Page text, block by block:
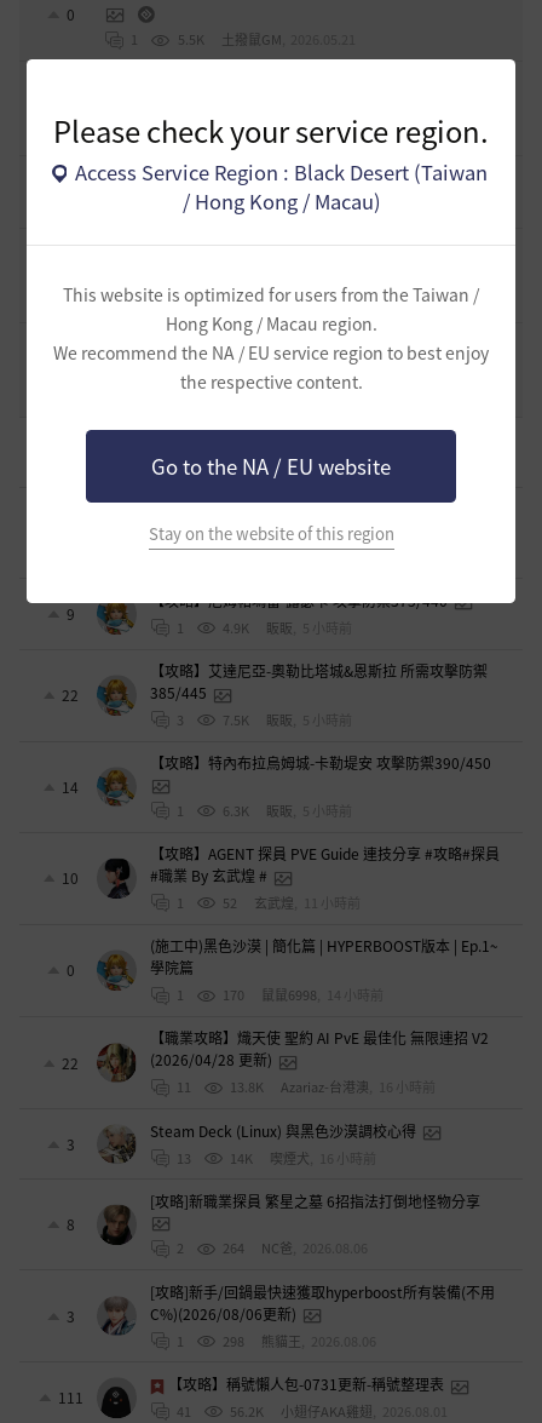
Please check your service region.
Access Service Region : Black Desert (Taiwan
/ Hong Kong / Macau)
This website is optimized for users from the Taiwan /
Hong Kong / Macau region.
We recommend the NA / EU service region to best enjoy
the respective content.
Go to the NA / EU website
Stay on the website of this region
0
1 5.5K 土撥鼠GM
1 6.2K 土撥鼠GM , 2026.05.14
《守護職業》「狂戰士」、「女武神」PvP心得分享
6.2K 土撥鼠GM, 2026.05.14
《猛攻職業》「遊俠」、「梅花」、「女忍者」PvP心得分享
1 6.4K 土撥鼠GM, 2026.05.11
《突進職業》「戰士」、「魔女」、「馴獸師」PvP心得分享
土撥鼠GM
5 764 眅眅 , 3 小時前
【攻略】阿埃特里昂城-祖爾戴茵 攻擊防禦350/427
9
【攻略】尼姆帕瑪雷-露瑟卡 攻擊防禦375/440
1 4.9K 眅眅 5 小時前
22
【攻略】艾達尼亞-奧勒比塔城&恩斯拉 所需攻擊防禦
385/445
3 7.5K 眅眅 5 小時前
14
【攻略】特內布拉烏姆城-卡勒堤安 攻擊防禦390/450
1 6.3K 眅眅 5 小時前
10
【攻略】AGENT 探員 PVE Guide 連技分享 #攻略#探員
#職業 By 玄武煌 #
1 52 玄武煌
0
(施工中)黑色沙漠 | 簡化篇 | HYPERBOOST版本 | Ep.1~
學院篇
1 170 鼠鼠6998
22
【職業攻略】熾天使 聖約 AI PvE 最佳化 無限連招 V2
(2026/04/28 更新)
11 13.8K Azariaz-台港澳
3
Steam Deck (Linux) 與黑色沙漠調校心得
13 14K 喫煙犬
8
[攻略]新職業探員 繁星之墓 6招指法打倒地怪物分享
2 264 NC爸 2026.08.06
3
[攻略]新手/回鍋最快速獲取hyperboost所有裝備(不用
C%)(2026/08/06更新)
1 298 熊貓王 2026.08.06
111
【攻略】稱號懶人包-0731更新-稱號整理表
41 56.2K 小翅仔AKA雞翅 2026.08.01